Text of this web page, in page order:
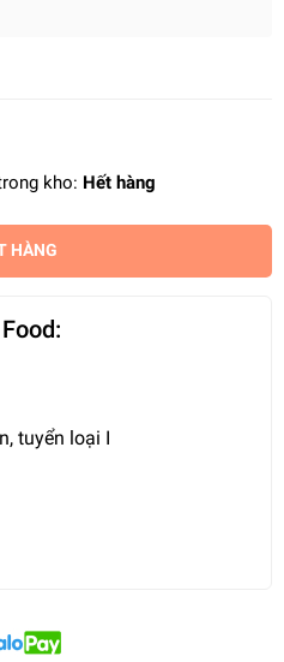
kho: Hết hàng
HÀNG
tuyển loại I